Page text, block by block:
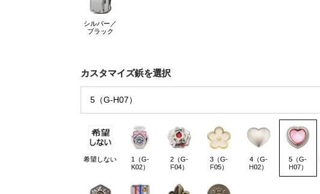
シルバー／
ブラック
カスタマイズ鋲を選択
希望しない
1（G-
K02）
2（G-
F04）
3（G-
F05）
4（G-
H02）
5（G-
H07）